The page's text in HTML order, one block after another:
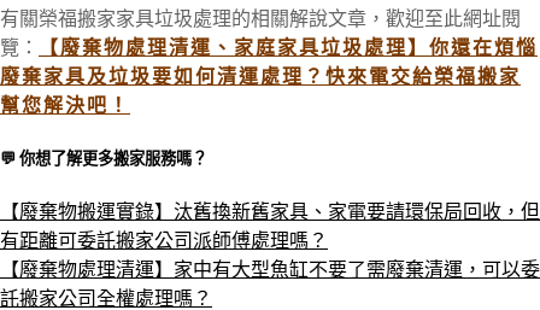
有關榮福搬家家具垃圾處理的相關解說文章，歡迎至此網址閱
覽：
【廢棄物處理清運、家庭家具垃圾處理】你還在煩惱
廢棄家具及垃圾要如何清運處理？快來電交給榮福搬家
幫您解決吧！
💬 你想了解更多搬家服務嗎？​
【廢棄物搬運實錄】汰舊換新舊家具、家電要請環保局回收，但
有距離可委託搬家公司派師傅處理嗎？
【廢棄物處理清運】家中有大型魚缸不要了需廢棄清運，可以委
託搬家公司全權處理嗎？